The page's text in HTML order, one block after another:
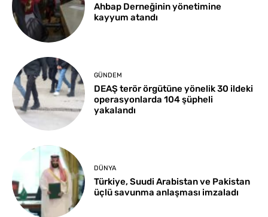
Ahbap Derneğinin yönetimine
kayyum atandı
GÜNDEM
DEAŞ terör örgütüne yönelik 30 ildeki
operasyonlarda 104 şüpheli
yakalandı
DÜNYA
Türkiye, Suudi Arabistan ve Pakistan
üçlü savunma anlaşması imzaladı